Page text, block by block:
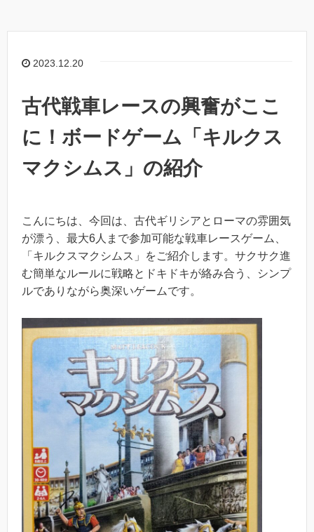
2023.12.20
古代戦車レースの興奮がここ
に！ボードゲーム「キルクス
マクシムス」の紹介
こんにちは、今回は、古代ギリシアとローマの雰囲気
が漂う、最大6人まで参加可能な戦車レースゲーム、
「キルクスマクシムス」をご紹介します。サクサク進
む簡単なルールに戦略とドキドキが絡み合う、シンプ
ルでありながら奥深いゲームです。